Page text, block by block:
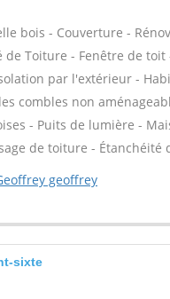
bois - Couverture -
de Toiture - Fenêtre de
par l'extérieur -
combles non
- Puits de lumière -
de toiture -
geoffrey
sixte